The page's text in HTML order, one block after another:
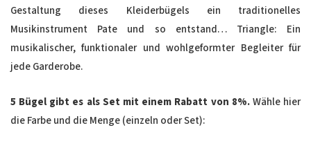
Gestaltung dieses Kleiderbügels ein traditionelles
Musikinstrument Pate und so entstand… Triangle: Ein
musikalischer, funktionaler und wohlgeformter Begleiter für
jede Garderobe.
5 Bügel gibt es als Set mit einem Rabatt von 8%.Wähle hier
die Farbe und die Menge (einzeln oder Set):